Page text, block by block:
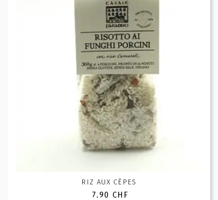
peuvent
choisies
sur
la
page
du
produit
RIZ AUX CÈPES
7.90 CHF